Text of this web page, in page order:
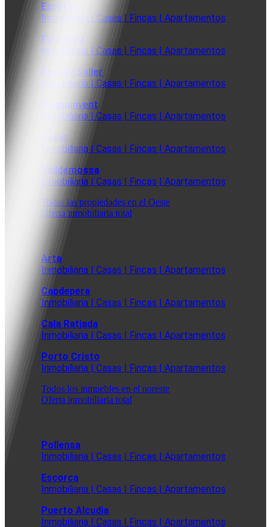
Esporles
Inmobiliaria | Casas | Fincas | Apartamentos
Fornalutx
Inmobiliaria | Casas | Fincas | Apartamentos
Puerto Soller
Inmobiliaria | Casas | Fincas | Apartamentos
Puigpunyent
Inmobiliaria | Casas | Fincas | Apartamentos
Soller
Inmobiliaria | Casas | Fincas | Apartamentos
Valldemossa
Inmobiliaria | Casas | Fincas | Apartamentos
Todas las propiedades en el Oeste
Oferta inmobiliaria total
Arta
Inmobiliaria | Casas | Fincas | Apartamentos
Capdepera
Inmobiliaria | Casas | Fincas | Apartamentos
Cala Ratjada
Inmobiliaria | Casas | Fincas | Apartamentos
Porto Cristo
Inmobiliaria | Casas | Fincas | Apartamentos
Todos los inmuebles en el noreste
Oferta inmobiliaria total
Pollensa
Inmobiliaria | Casas | Fincas | Apartamentos
Escorca
Inmobiliaria | Casas | Fincas | Apartamentos
Puerto Alcudia
Inmobiliaria | Casas | Fincas | Apartamentos